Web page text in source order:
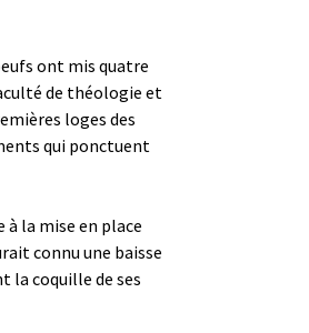
ont mis quatre
de théologie et
loges des
qui ponctuent
la mise en place
connu une baisse
la coquille de ses